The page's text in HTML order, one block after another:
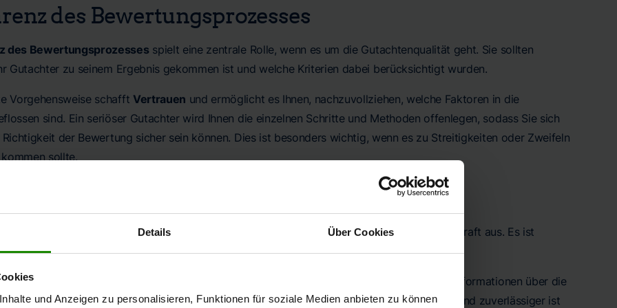
Details Über Cookies
und Anzeigen zu personalisieren, Funktionen für soziale Medien anbieten zu können
des Bewertungsprozesses
des Bewertungsprozesses spielt eine zentrale Rolle, wenn es um die Gutachtenqualität geht. Sie sollten
Gutachter zu seinem Ergebnis gekommen ist und welche Kriterien dabei berücksichtigt wurden.
Vorgehensweise schafft Vertrauen und ermöglicht es Ihnen, nachzuvollziehen, welche Faktoren in die
sind. Ein seriöser Gutachter wird Ihnen die einzelnen Schritte und Methoden offenlegen, sodass Sie sich
der Bewertung sicher sein können. Dies ist besonders wichtig, wenn es zu Streitigkeiten oder Zweifeln
sollte.
der Informationen
, die in ein Gutachten einfließen, wirkt sich direkt auf dessen Aussagekraft aus. Es ist
alle relevanten Merkmale Ihrer Immobilie sorgfältig erfasst und berücksichtigt werden.
Gutachten beinhaltet nicht nur die physische Beschreibung Ihrer Immobilie, sondern auch Informationen über die
und die Marktsituation. Je mehrobjektive Datenbereitgestellt werden, desto fundierter und zuverlässiger ist